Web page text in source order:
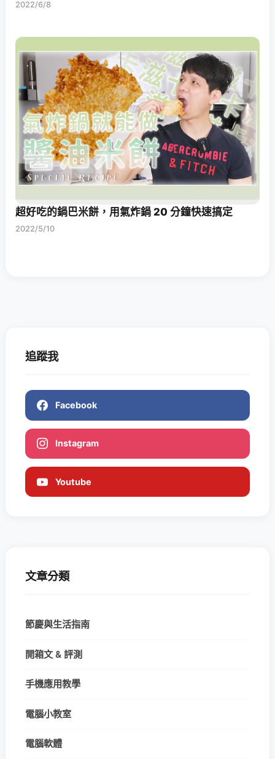
2022/6/8
超好吃的鍋巴米餅，用氣炸鍋 20 分鐘快速搞定
2022/5/10
追蹤我
Facebook
Instagram
Youtube
文章分類
節慶與生活指南
開箱文 & 評測
手機應用教學
電腦小教室
電腦軟體